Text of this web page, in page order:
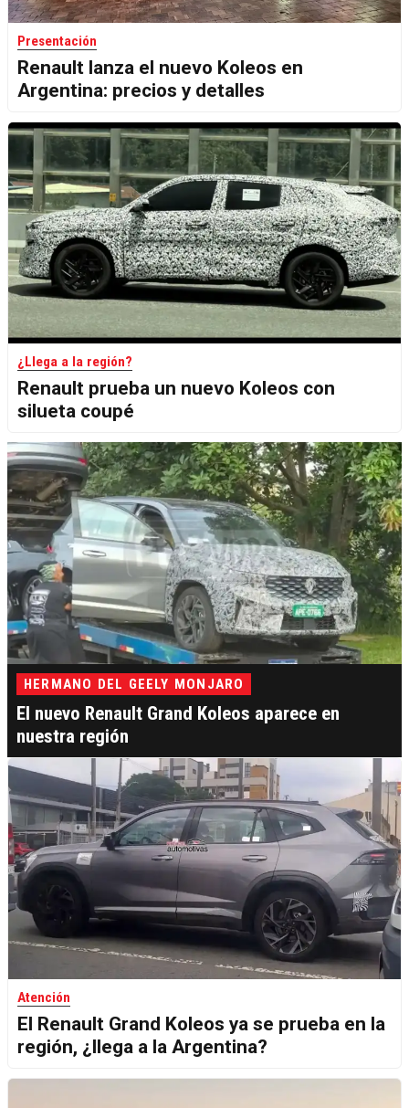
Presentación
Renault lanza el nuevo Koleos en
Argentina: precios y detalles
¿Llega a la región?
Renault prueba un nuevo Koleos con
silueta coupé
HERMANO DEL GEELY MONJARO
El nuevo Renault Grand Koleos aparece en
nuestra región
Atención
El Renault Grand Koleos ya se prueba en la
región, ¿llega a la Argentina?